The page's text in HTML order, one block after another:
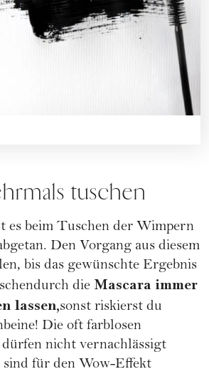
tuschen
es beim Tuschen der Wimpern
Den Vorgang aus diesem
bis das gewünschte Ergebnis
die Mascara immer
lassen,sonst riskierst du
Die oft farblosen
nicht vernachlässigt
sind für den Wow-Effekt